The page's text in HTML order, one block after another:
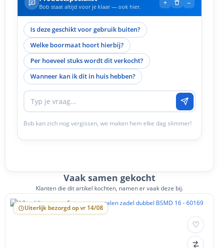
Bob staat altijd voor je klaar — ook hier. + –
Is deze geschikt voor gebruik buiten?
Welke boormaat hoort hierbij?
Per hoeveel stuks wordt dit verkocht?
Wanneer kan ik dit in huis hebben?
Bob kan zich nog vergissen, we maken hem elke dag slimmer!
Vaak samen gekocht
Klanten die dit artikel kochten, namen er vaak deze bij.
Uiterlijk bezorgd op vr 14/08